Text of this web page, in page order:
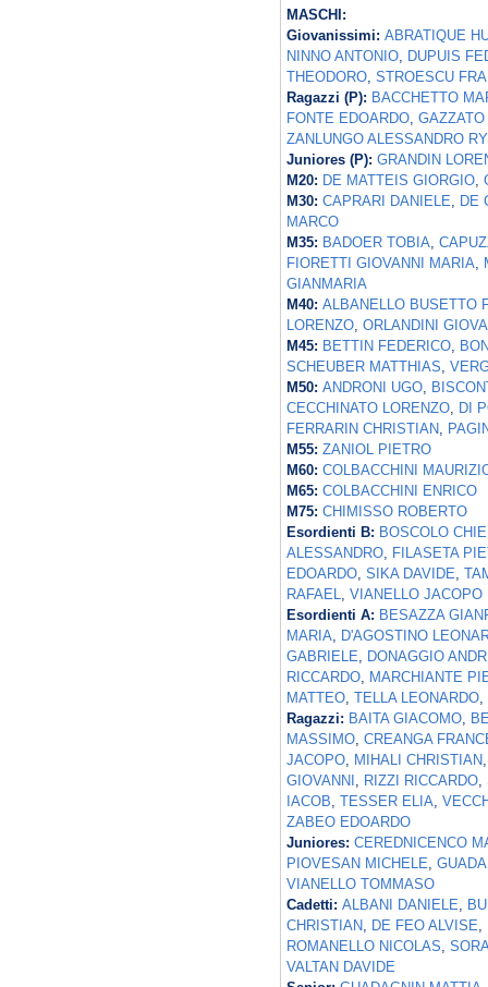
MASCHI:
Giovanissimi: ABRATIQUE
NINNO ANTONIO, DUPUIS
THEODORO, STROESCU
Ragazzi (P): BACCHETTO
FONTE EDOARDO,
ZANLUNGO ALESSANDRO
Juniores (P): GRANDIN
M20: DE MATTEIS GIORGIO,
M30: CAPRARI DANIELE, DE
MARCO
M35: BADOER TOBIA,
FIORETTI GIOVANNI MARIA,
GIANMARIA
M40: ALBANELLO BUSETTO
LORENZO, ORLANDINI
M45: BETTIN FEDERICO,
SCHEUBER MATTHIAS,
M50: ANDRONI UGO,
CECCHINATO LORENZO, DI
FERRARIN CHRISTIAN,
M55: ZANIOL PIETRO
M60: COLBACCHINI
M65: COLBACCHINI ENRICO
M75: CHIMISSO ROBERTO
Esordienti B: BOSCOLO
ALESSANDRO, FILASETA
EDOARDO, SIKA DAVIDE,
RAFAEL, VIANELLO JACOPO
Esordienti A: BESAZZA
MARIA, D'AGOSTINO
GABRIELE, DONAGGIO
RICCARDO, MARCHIANTE
MATTEO, TELLA LEONARDO,
Ragazzi: BAITA GIACOMO,
MASSIMO, CREANGA
JACOPO, MIHALI CHRISTIAN
GIOVANNI , RIZZI RICCARDO,
IACOB, TESSER ELIA,
ZABEO EDOARDO
Juniores: CEREDNICENCO
PIOVESAN MICHELE,
VIANELLO TOMMASO
Cadetti: ALBANI DANIELE,
CHRISTIAN, DE FEO ALVISE,
ROMANELLO NICOLAS,
VALTAN DAVIDE